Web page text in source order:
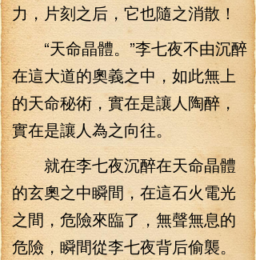
力，片刻之后，它也隨之消散！
“天命晶體。”李七夜不由沉醉
在這大道的奧義之中，如此無上
的天命秘術，實在是讓人陶醉，
實在是讓人為之向往。
就在李七夜沉醉在天命晶體
的玄奧之中瞬間，在這石火電光
之間，危險來臨了，無聲無息的
危險，瞬間從李七夜背后偷襲。